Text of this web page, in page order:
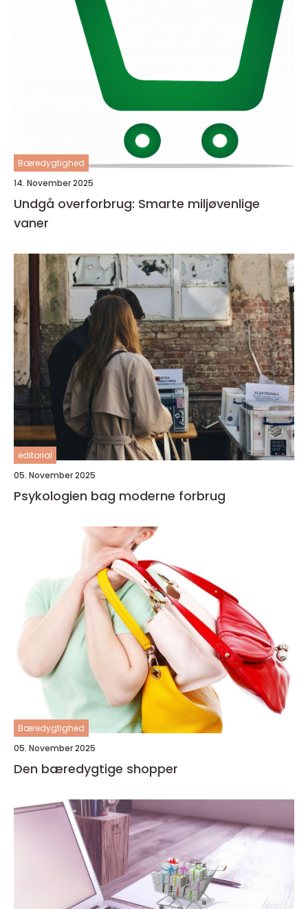
Bæredygtighed
14. November 2025
Undgå overforbrug: Smarte miljøvenlige
vaner
editorial
05. November 2025
Psykologien bag moderne forbrug
Bæredygtighed
05. November 2025
Den bæredygtige shopper